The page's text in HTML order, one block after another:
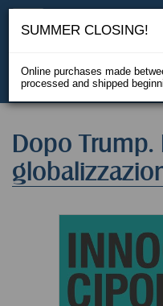
Dopo
SUMMER CLOSING!
Online purchases made
processed and shipped